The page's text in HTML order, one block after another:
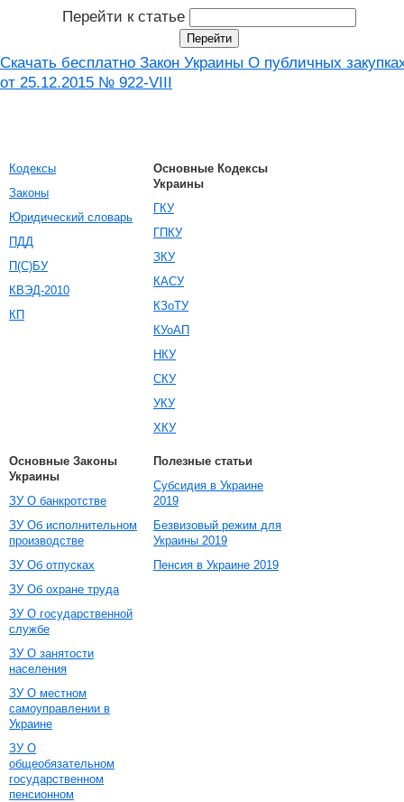
Перейти к статье
Скачать бесплатно Закон Украины О публичных
от 25.12.2015 № 922-VIII
Кодексы
Законы
Юридический словарь
ПДД
П(С)БУ
КВЭД-2010
КП
Основные Кодексы
Украины
ГКУ
ГПКУ
ЗКУ
КАСУ
КЗоТУ
КУоАП
НКУ
СКУ
УКУ
ХКУ
Основные Законы
Украины
ЗУ О банкротстве
ЗУ Об исполнительном
производстве
ЗУ Об отпусках
ЗУ Об охране труда
ЗУ О государственной
службе
ЗУ О занятости
населения
ЗУ О местном
самоуправлении в
Украине
ЗУ О
общеобязательном
государственном
пенсионном
Полезные статьи
Субсидия в Украине
2019
Безвизовый режим для
Украины 2019
Пенсия в Украине 2019